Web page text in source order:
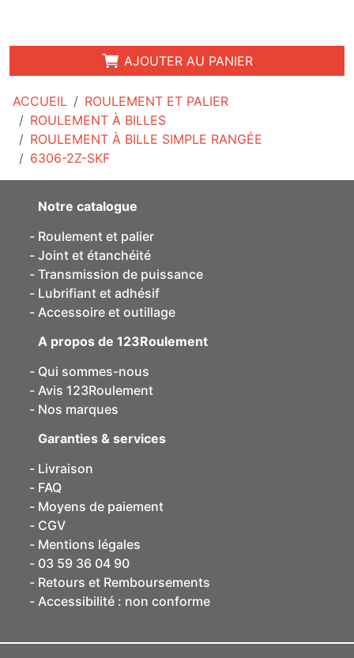
ACCUEIL
ROULEMENT ET PALIER
ROULEMENT À BILLES
ROULEMENT À BILLE SIMPLE RANGÉE
6306-2Z-SKF
AJOUTER AU PANIER
Notre catalogue
Roulement et palier
Joint et étanchéité
Transmission de puissance
Lubrifiant et adhésif
Accessoire et outillage
A propos de 123Roulement
Qui sommes-nous
Avis 123Roulement
Nos marques
Garanties & services
Livraison
FAQ
Moyens de paiement
CGV
Mentions légales
03 59 36 04 90
Retours et Remboursements
Accessibilité : non conforme